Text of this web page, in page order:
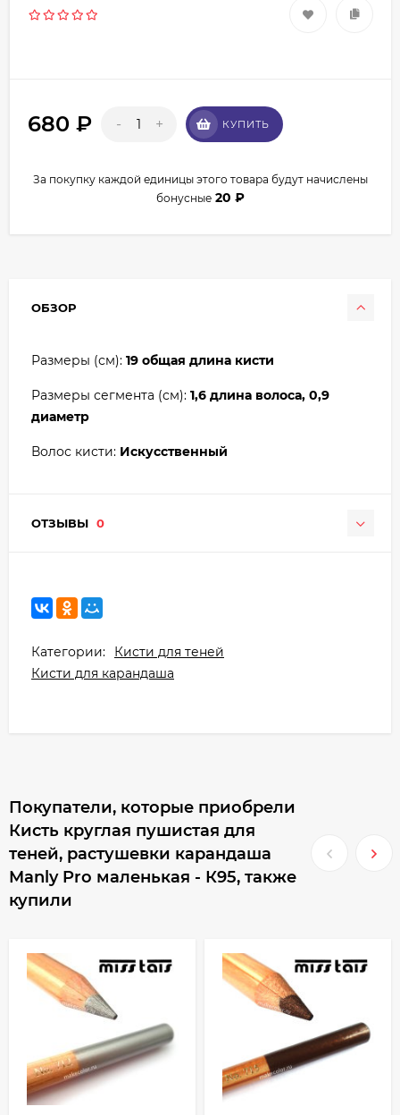
680 ₽ - + КУПИТЬ
За покупку каждой единицы этого товара будут начислены
бонусные 20 ₽
ОБЗОР
Размеры (см): 19 общая длина кисти
Размеры сегмента (см): 1,6 длина волоса, 0,9
диаметр
Волос кисти: Искусственный
ОТЗЫВЫ 0
Категории:
Кисти для теней
Кисти для карандаша
Покупатели, которые приобрели
Кисть круглая пушистая для
теней, растушевки карандаша
Manly Pro маленькая - К95, также
купили